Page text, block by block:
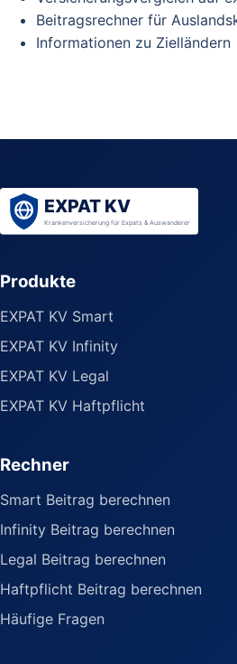
Beitragsrechner für
Informationen zu Zielländern
Produkte
EXPAT KV Smart
EXPAT KV Infinity
EXPAT KV Legal
EXPAT KV Haftpflicht
Rechner
Smart Beitrag berechnen
Infinity Beitrag berechnen
Legal Beitrag berechnen
Haftpflicht Beitrag berechnen
Häufige Fragen